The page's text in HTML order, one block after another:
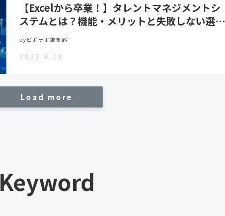
【Excelから卒業！】タレントマネジメントシ
ステムとは？機能・メリットと失敗しない選…
byピポラボ編集部
2021.4.23
Load more
Keyword